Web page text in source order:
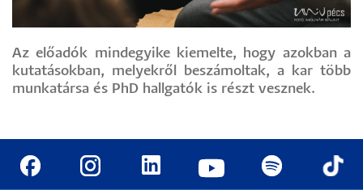
Az előadók mindegyike kiemelte, hogy azokban a
kutatásokban, melyekről beszámoltak, a kar több
munkatársa és PhD hallgatók is részt vesznek.